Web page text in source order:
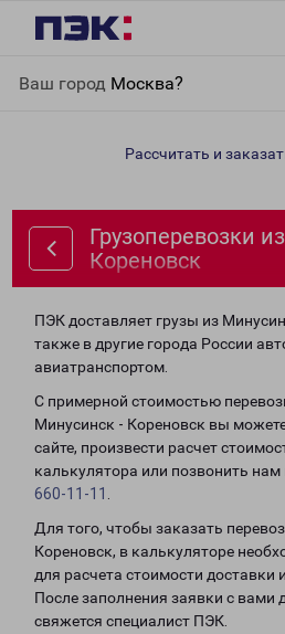
Ваш город Москва?
Кореновск
Рассчитать и
Грузоперевозки
Кореновск
ПЭК доставляет грузы из
также в другие города России
авиатранспортом.
С примерной стоимостью
Минусинск - Кореновск вы
сайте, произвести расчет
калькулятора или позвонить нам
660-11-11
Для того, чтобы заказать
Кореновск, в калькуляторе
для расчета стоимости доставки
После заполнения заявки с вами
свяжется специалист ПЭК.